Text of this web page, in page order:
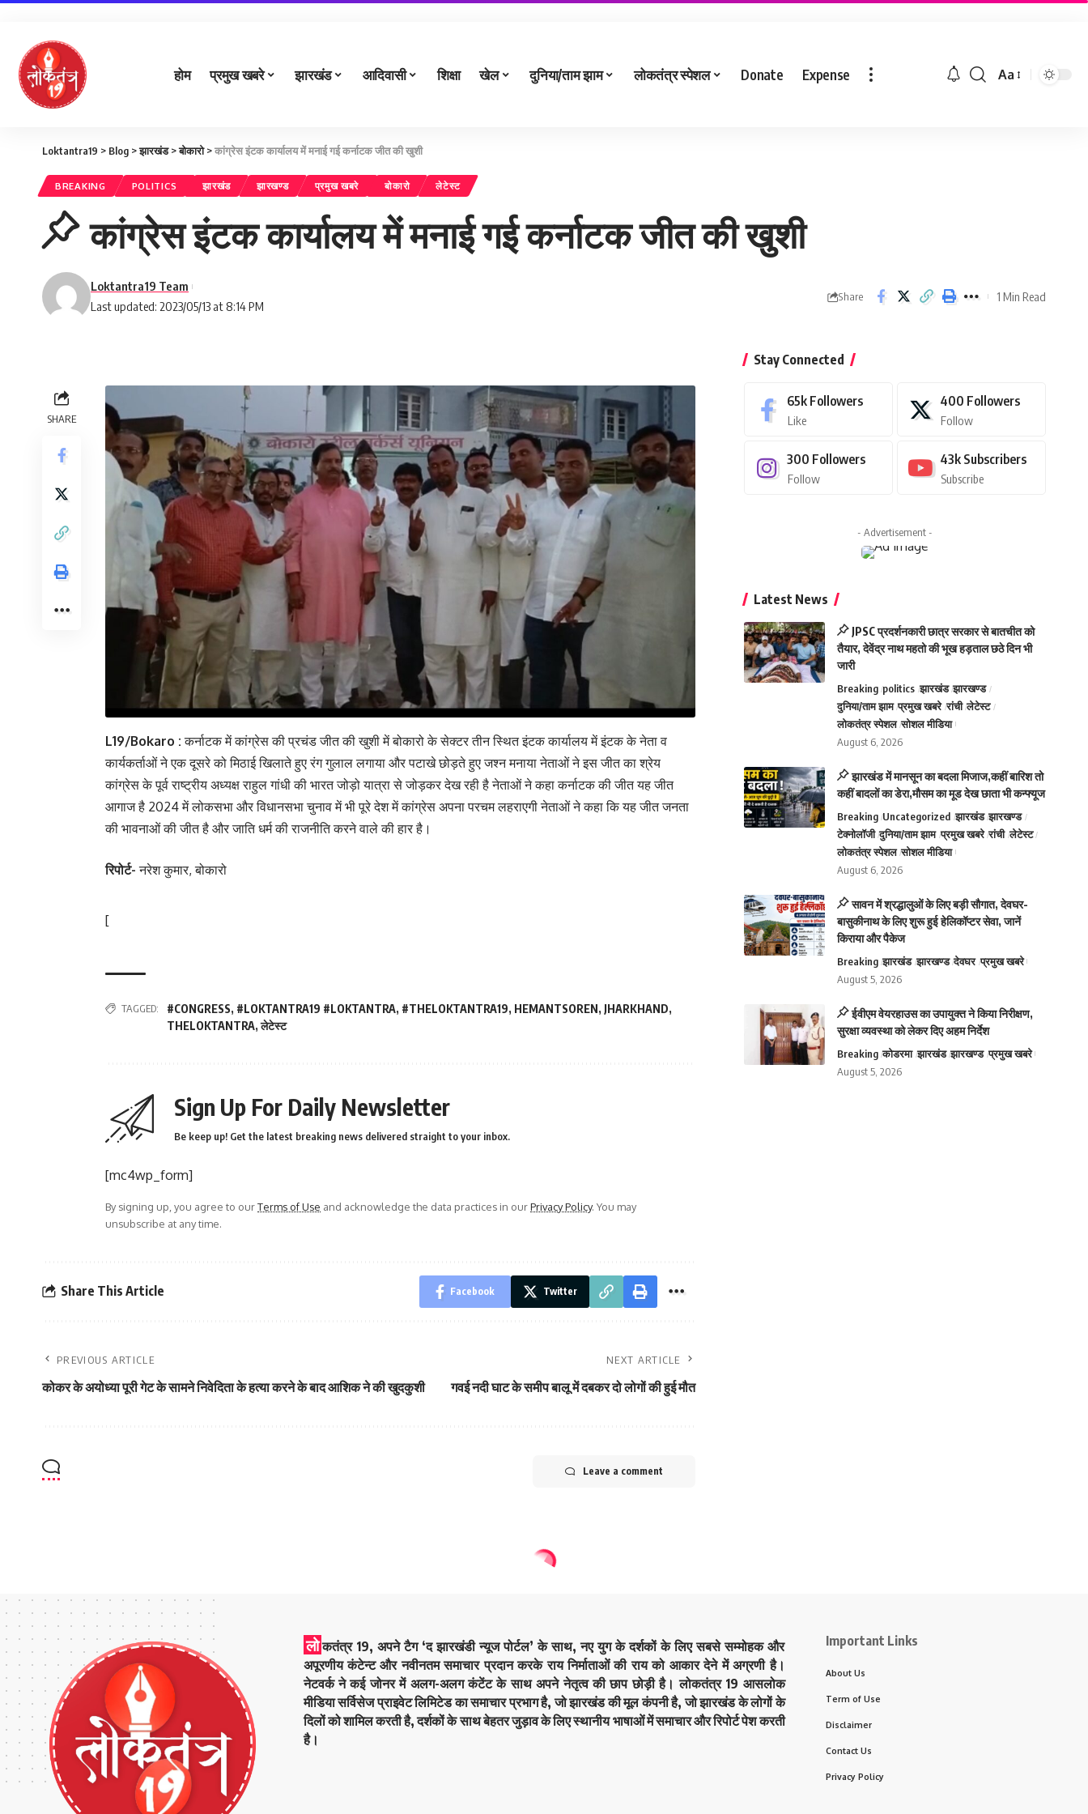
होम प्रमुख खबरे झारखंड आदिवासी शिक्षा खेल दुनिया/ताम झाम लोकतंत्र स्पेशल Donate Expense Aa
Loktantra19 > Blog >झारखंड>बोकारो>कांग्रेस इंटक कार्यालय में मनाई गई कर्नाटक जीत की खुशी
BREAKING POLITICS झारखंड झारखण्ड प्रमुख खबरे बोकारो लेटेस्ट
कांग्रेस इंटक कार्यालय में मनाई गई कर्नाटक जीत की खुशी
Last updated: 2023/05/13 at 8:14 PM
Loktantra19 Team
Share 1 Min Read
SHARE
L19/Bokaro : कर्नाटक में कांग्रेस की प्रचंड जीत की खुशी में बोकारो के सेक्टर तीन स्थित इंटक कार्यालय में इंटक के नेता व
कार्यकर्ताओं ने एक दूसरे को मिठाई खिलाते हुए रंग गुलाल लगाया और पटाखे छोड़ते हुए जश्न मनाया नेताओं ने इस जीत का श्रेय
कांग्रेस के पूर्व राष्ट्रीय अध्यक्ष राहुल गांधी की भारत जोड़ो यात्रा से जोड़कर देख रही है नेताओं ने कहा कर्नाटक की जीत यह जीत
आगाज है 2024 में लोकसभा और विधानसभा चुनाव में भी पूरे देश में कांग्रेस अपना परचम लहराएगी नेताओं ने कहा कि यह जीत जनता
की भावनाओं की जीत है और जाति धर्म की राजनीति करने वाले की हार है।
रिपोर्ट-नरेश कुमार, बोकारो
[
TAGGED: #CONGRESS, #LOKTANTRA19 #LOKTANTRA, #THELOKTANTRA19, HEMANTSOREN, JHARKHAND,
THELOKTANTRA,लेटेस्ट
Sign Up For Daily Newsletter
Be keep up! Get the latest breaking news delivered straight to your inbox.
[mc4wp_form]
By signing up, you agree to ourTerms of Use and acknowledge the data practices in ourPrivacy Policy. You may
unsubscribe at any time.
Share This Article Facebook Twitter
PREVIOUS ARTICLE
कोकर के अयोध्या पूरी गेट के सामने निवेदिता के हत्या करने के बाद आशिक ने की खुदकुशी
NEXT ARTICLE
गवई नदी घाट के समीप बालू में दबकर दो लोगों की हुई मौत
Leave a comment
Stay Connected
65k Followers
Like
400 Followers
Follow
300 Followers
Follow
43k Subscribers
Subscribe
- Advertisement -
Latest News
JPSC प्रदर्शनकारी छात्र सरकार से बातचीत को
तैयार, देवेंद्र नाथ महतो की भूख हड़ताल छठे दिन भी
जारी
Breaking politics झारखंड झारखण्ड
दुनिया/ताम झाम प्रमुख खबरे रांची लेटेस्ट
लोकतंत्र स्पेशल सोशल मीडिया
August 6, 2026
झारखंड में मानसून का बदला मिजाज,कहीं बारिश तो
कहीं बादलों का डेरा,मौसम का मूड देख छाता भी कन्फ्यूज
Breaking Uncategorized झारखंड झारखण्ड
टेक्नोलॉजी दुनिया/ताम झाम प्रमुख खबरे रांची लेटेस्ट
लोकतंत्र स्पेशल सोशल मीडिया
August 6, 2026
सावन में श्रद्धालुओं के लिए बड़ी सौगात, देवघर-
बासुकीनाथ के लिए शुरू हुई हेलिकॉप्टर सेवा, जानें
किराया और पैकेज
Breaking झारखंड झारखण्ड देवघर प्रमुख खबरे
August 5, 2026
ईवीएम वेयरहाउस का उपायुक्त ने किया निरीक्षण,
सुरक्षा व्यवस्था को लेकर दिए अहम निर्देश
Breaking कोडरमा झारखंड झारखण्ड प्रमुख खबरे
August 5, 2026
लो कतंत्र 19, अपने टैग ‘द झारखंडी न्यूज पोर्टल’ के साथ, नए युग के दर्शकों के लिए सबसे सम्मोहक और
अपूरणीय कंटेन्ट और नवीनतम समाचार प्रदान करके राय निर्माताओं की राय को आकार देने में अग्रणी है।
नेटवर्क ने कई जोनर में अलग-अलग कंटेंट के साथ अपने नेतृत्व की छाप छोड़ी है। लोकतंत्र 19 आसलोक
मीडिया सर्विसेज प्राइवेट लिमिटेड का समाचार प्रभाग है, जो झारखंड की मूल कंपनी है, जो झारखंड के लोगों के
दिलों को शामिल करती है, दर्शकों के साथ बेहतर जुड़ाव के लिए स्थानीय भाषाओं में समाचार और रिपोर्ट पेश करती
है।
Important Links
About Us
Term of Use
Disclaimer
Contact Us
Privacy Policy